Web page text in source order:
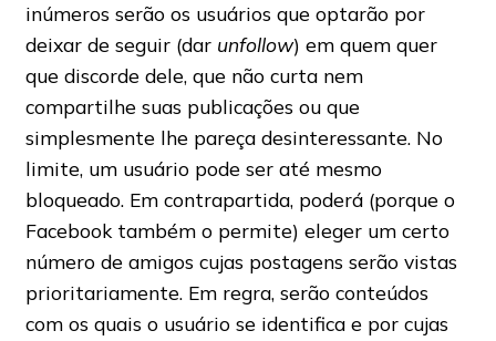
inúmeros serão os usuários que optarão por
deixar de seguir (dar unfollow) em quem quer
que discorde dele, que não curta nem
compartilhe suas publicações ou que
simplesmente lhe pareça desinteressante. No
limite, um usuário pode ser até mesmo
bloqueado. Em contrapartida, poderá (porque o
Facebook também o permite) eleger um certo
número de amigos cujas postagens serão vistas
prioritariamente. Em regra, serão conteúdos
com os quais o usuário se identifica e por cujas